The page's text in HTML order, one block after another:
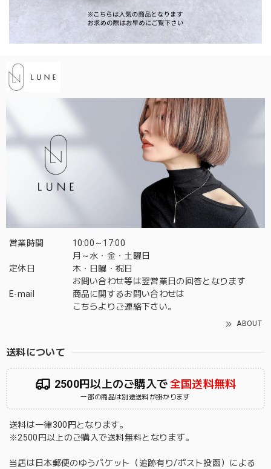
営業時間
10:00～17:00
月～水・金・土曜日
定休日
木・日曜・祝日
お問い合わせ等は翌営業日の回答となります
E-mail
商品に関するお問い合わせは
こちらよりご連絡下さい。
ABOUT
送料について
2500円以上のご購入で全国送料無料
一部の商品は別途送料が掛かります
送料は一律300円となります。
※2500円以上のご購入で送料無料となります。
当店は日本郵便のゆうパケット（追跡有り/ポスト投函）による